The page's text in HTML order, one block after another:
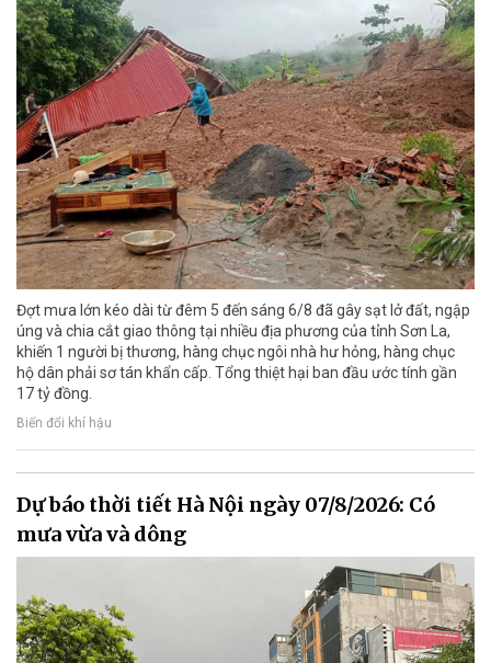
Đợt mưa lớn kéo dài từ đêm 5 đến sáng 6/8 đã gây sạt lở đất, ngập
úng và chia cắt giao thông tại nhiều địa phương của tỉnh Sơn La,
khiến 1 người bị thương, hàng chục ngôi nhà hư hỏng, hàng chục
hộ dân phải sơ tán khẩn cấp. Tổng thiệt hại ban đầu ước tính gần
17 tỷ đồng.
Biến đổi khí hậu
Dự báo thời tiết Hà Nội ngày 07/8/2026: Có
mưa vừa và dông